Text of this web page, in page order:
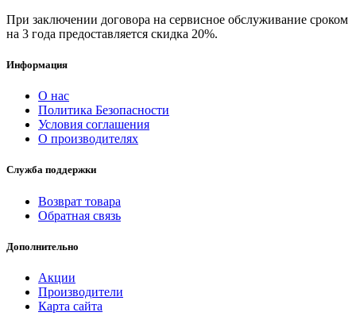
При заключении договора на сервисное обслуживание сроком
на 3 года предоставляется скидка 20%.
Информация
О нас
Политика Безопасности
Условия соглашения
О производителях
Служба поддержки
Возврат товара
Обратная связь
Дополнительно
Акции
Производители
Карта сайта